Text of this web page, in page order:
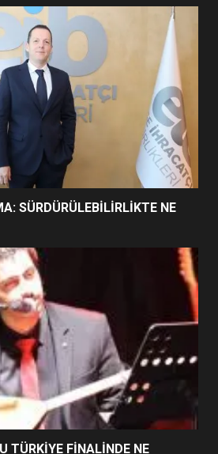
KAYITLARI NEYİ
BELEDİYESPOR’DA
YÖNETİM NASIL
SÜRDÜRÜLEBİLİRLİKTE NE
TÜRKİYE FİNALİNDE NE